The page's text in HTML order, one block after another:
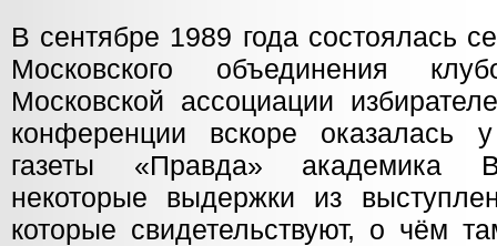
В сентябре 1989 года состоялась
Московского объединения
Московской ассоциации
конференции вскоре оказалась
газеты «Правда» академика
некоторые выдержки из
которые свидетельствуют, о чём